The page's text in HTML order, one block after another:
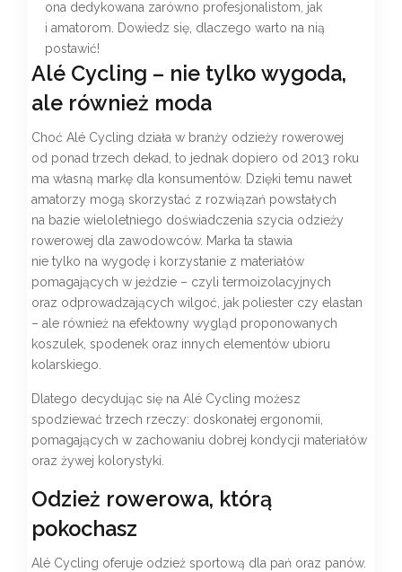
ona dedykowana zarówno profesjonalistom, jak
i amatorom. Dowiedz się, dlaczego warto na nią
postawić!
Alé Cycling – nie tylko wygoda,
ale również moda
Choć Alé Cycling działa w branży odzieży rowerowej
od ponad trzech dekad, to jednak dopiero od 2013 roku
ma własną markę dla konsumentów. Dzięki temu nawet
amatorzy mogą skorzystać z rozwiązań powstałych
na bazie wieloletniego doświadczenia szycia odzieży
rowerowej dla zawodowców. Marka ta stawia
nie tylko na wygodę i korzystanie z materiałów
pomagających w jeździe – czyli termoizolacyjnych
oraz odprowadzających wilgoć, jak poliester czy elastan
– ale również na efektowny wygląd proponowanych
koszulek, spodenek oraz innych elementów ubioru
kolarskiego.
Dlatego decydując się na Alé Cycling możesz
spodziewać trzech rzeczy: doskonałej ergonomii,
pomagających w zachowaniu dobrej kondycji materiałów
oraz żywej kolorystyki.
Odzież rowerowa, którą
pokochasz
Alé Cycling oferuje odzież sportową dla pań oraz panów.